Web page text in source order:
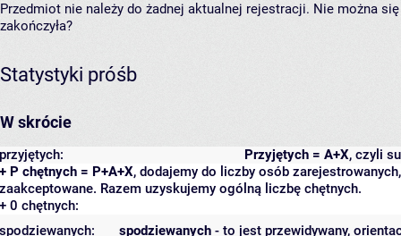
Przedmiot nie należy do żadnej aktualnej rejestracji. Nie można
zakończyła?
Statystyki próśb
W skrócie
Przyjętych = A+X, czyli
przyjętych:
+ P chętnych = P+A+X, dodajemy do liczby osób
zaakceptowane. Razem uzyskujemy ogólną liczbę chętnych.
+ 0 chętnych:
spodziewanych - to jest przewidywany,
spodziewanych: